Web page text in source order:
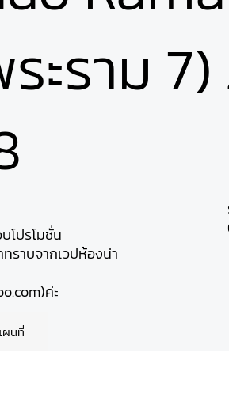
ะราม
โปรโมชั่น
ราบจากเวปห้องน่า
ค่ะ
ผนที่